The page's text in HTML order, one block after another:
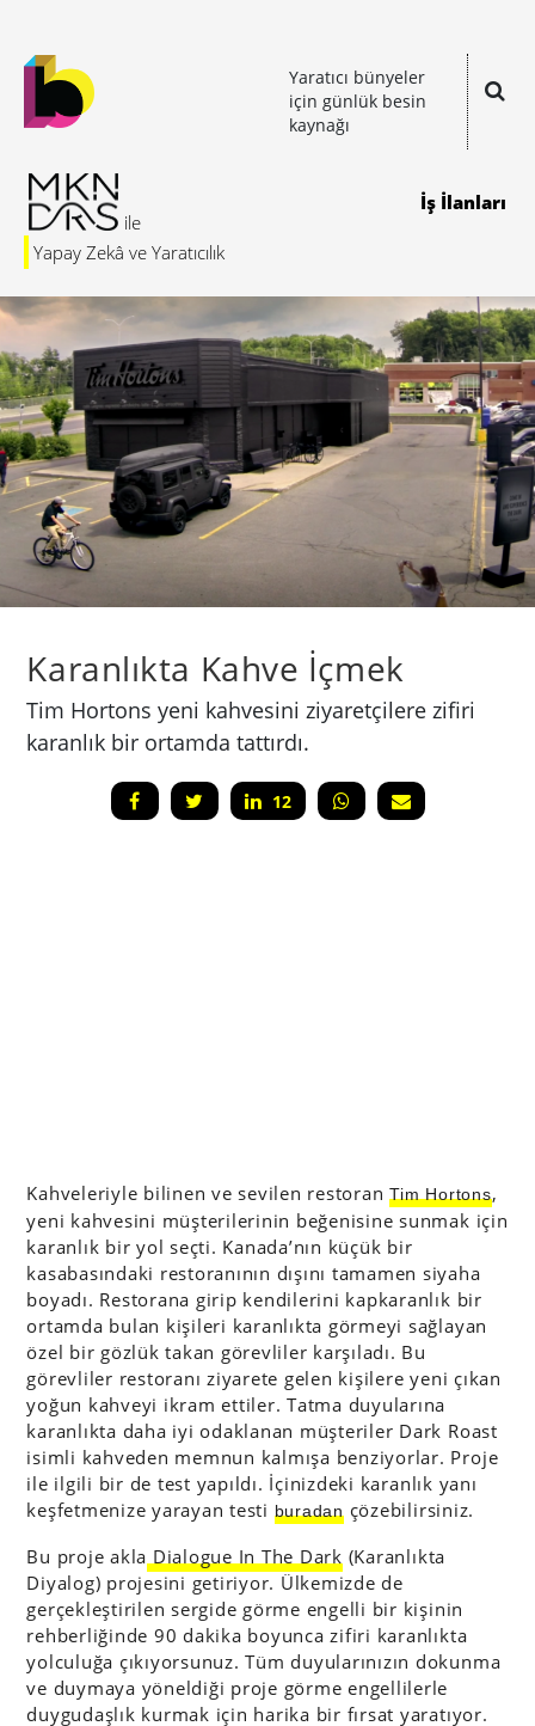
Yaratıcı bünyeler
için günlük besin
kaynağı
Yapay Zekâ ve Yaratıcılık
İş İlanları
Karanlıkta Kahve İçmek
Tim Hortons yeni kahvesini ziyaretçilere zifiri
karanlık bir ortamda tattırdı.
12
Kahveleriyle bilinen ve sevilen restoranTim Hortons,
yeni kahvesini müşterilerinin beğenisine sunmak için
karanlık bir yol seçti. Kanada’nın küçük bir
kasabasındaki restoranının dışını tamamen siyaha
boyadı. Restorana girip kendilerini kapkaranlık bir
ortamda bulan kişileri karanlıkta görmeyi sağlayan
özel bir gözlük takan görevliler karşıladı. Bu
görevliler restoranı ziyarete gelen kişilere yeni çıkan
yoğun kahveyi ikram ettiler. Tatma duyularına
karanlıkta daha iyi odaklanan müşteriler Dark Roast
isimli kahveden memnun kalmışa benziyorlar. Proje
ile ilgili bir de test yapıldı. İçinizdeki karanlık yanı
keşfetmenize yarayan testi buradançözebilirsiniz.
Bu proje akla Dialogue In The Dark (Karanlıkta
Diyalog) projesini getiriyor. Ülkemizde de
gerçekleştirilen sergide görme engelli bir kişinin
rehberliğinde 90 dakika boyunca zifiri karanlıkta
yolculuğa çıkıyorsunuz. Tüm duyularınızın dokunma
ve duymaya yöneldiği proje görme engellilerle
duygudaşlık kurmak için harika bir fırsat yaratıyor.